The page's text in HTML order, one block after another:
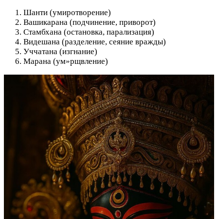
Шанти (умиротворение)
Вашикарана (подчинение, приворот)
Стамбхана (остановка, парализация)
Видешана (разделение, сеяние вражды)
Уччатана (изгнание)
Марана (ум»рщвление)